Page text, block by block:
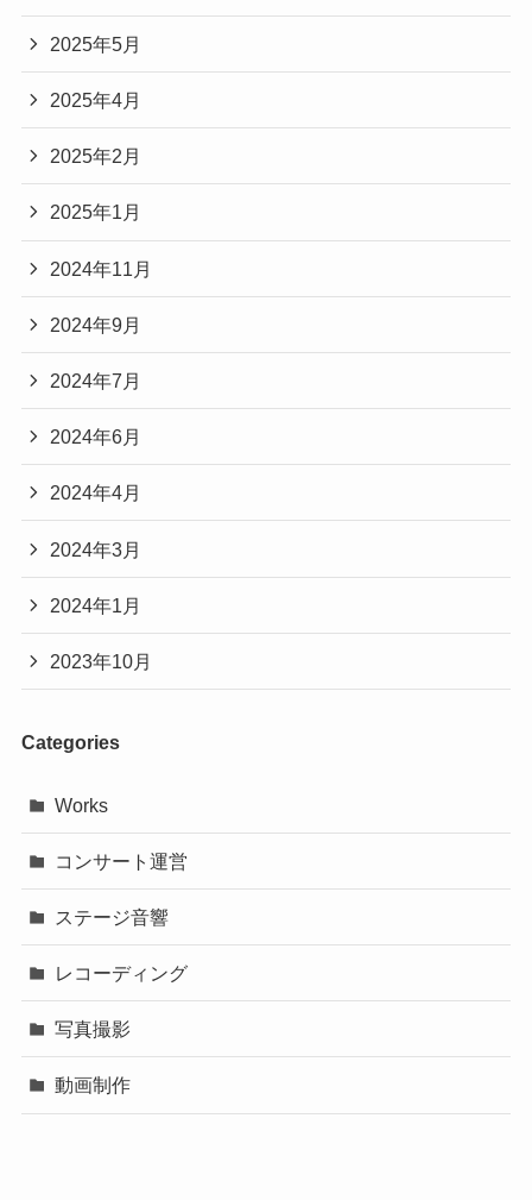
2025年5月
2025年4月
2025年2月
2025年1月
2024年11月
2024年9月
2024年7月
2024年6月
2024年4月
2024年3月
2024年1月
2023年10月
Categories
Works
コンサート運営
ステージ音響
レコーディング
写真撮影
動画制作